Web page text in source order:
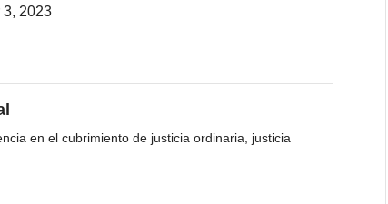
3, 2023
en el cubrimiento de justicia ordinaria, justicia